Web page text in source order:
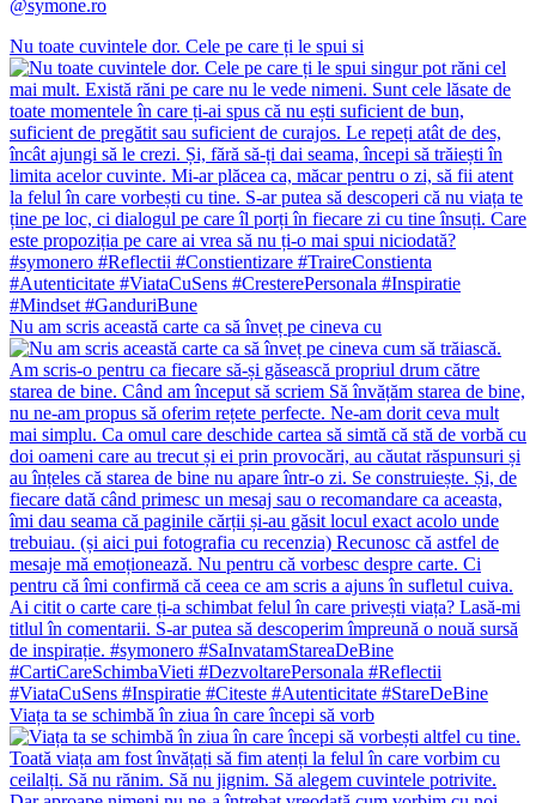
@symone.ro
Nu toate cuvintele dor. Cele pe care ți le spui si
Nu am scris această carte ca să înveț pe cineva cu
Viața ta se schimbă în ziua în care începi să vorb